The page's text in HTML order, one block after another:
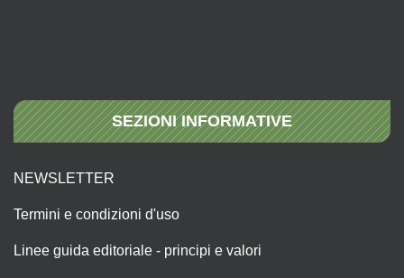
SEZIONI INFORMATIVE
NEWSLETTER
Termini e condizioni d'uso
Linee guida editoriale - principi e valori